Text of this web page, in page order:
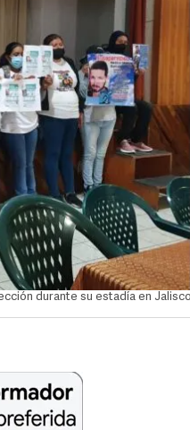
durante su estadía en